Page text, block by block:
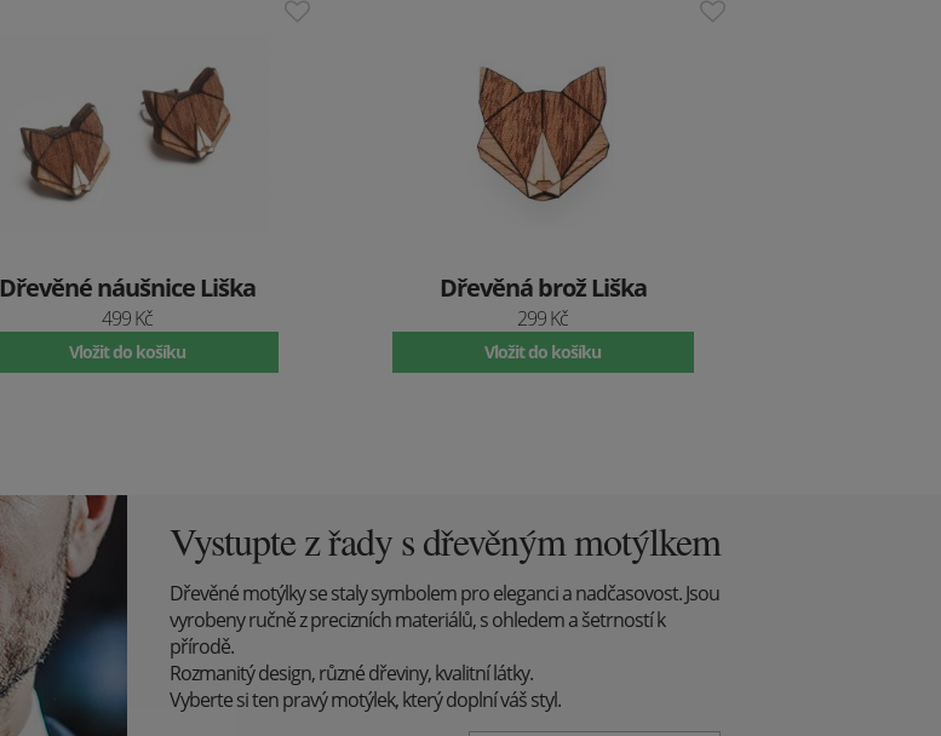
Dřevěné náušnice Liška
499 Kč
Vložit do košíku
Dřevěná brož Liška
299 Kč
Vložit do košíku
Vystupte z řady s dřevěným motýlkem
Dřevěné motýlky se staly symbolem pro eleganci a nadčasovost. Jsou
vyrobeny ručně z precizních materiálů, s ohledem a šetrností k
přírodě.
Rozmanitý design, různé dřeviny, kvalitní látky.
Vyberte si ten pravý motýlek, který doplní váš styl.